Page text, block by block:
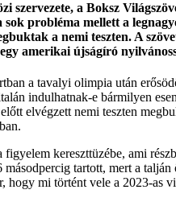
szervezete, a Boksz
sok probléma mellett a
a nemi teszten. A
amerikai újságíró
a tavalyi olimpia után
indulhatnak-e bármilyen
elvégzett nemi teszten
kereszttüzébe, ami
tartott, mert a
mi történt vele a 2023-as